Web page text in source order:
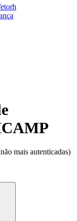
mais autenticadas)